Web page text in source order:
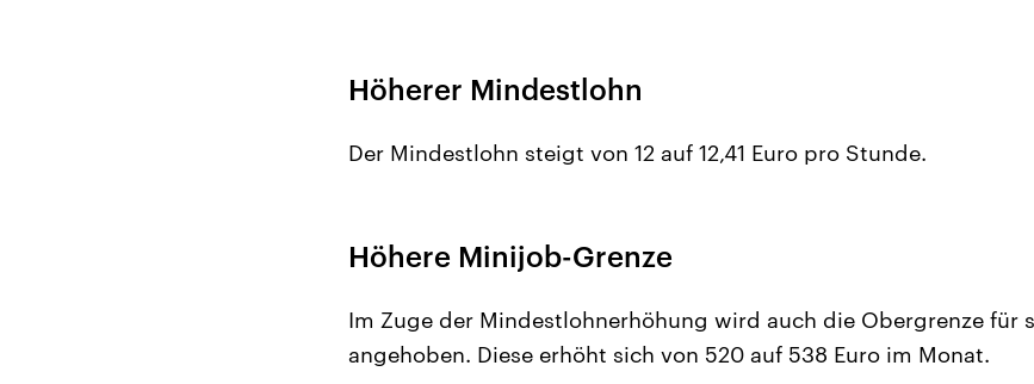
Höherer Mindestlohn
Der Mindestlohn steigt von 12 auf 12,41 Euro pro Stunde.
Höhere Minijob-Grenze
Im Zuge der Mindestlohnerhöhung wird auch die Obergrenze für
angehoben. Diese erhöht sich von 520 auf 538 Euro im Monat.